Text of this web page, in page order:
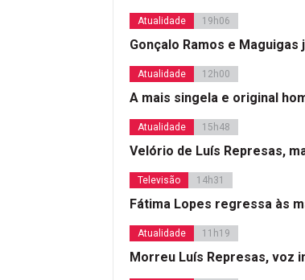
Atualidade 19h06
Gonçalo Ramos e
Atualidade 12h00
A mais singela e original
Atualidade 15h48
Velório de Luís Represas,
Televisão 14h31
Fátima Lopes regressa às
Atualidade 11h19
Morreu Luís Represas, voz